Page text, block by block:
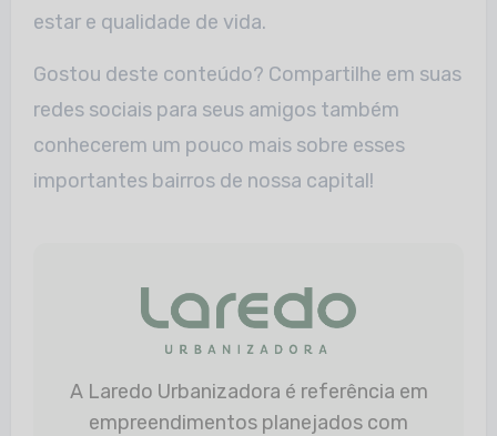
estar e qualidade de vida.
Gostou deste conteúdo? Compartilhe em suas
redes sociais para seus amigos também
conhecerem um pouco mais sobre esses
importantes bairros de nossa capital!
A Laredo Urbanizadora é referência em
empreendimentos planejados com